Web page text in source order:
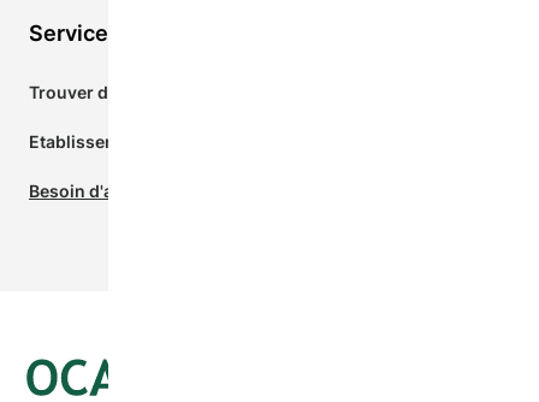
Services pour les nouveaux arrivants
Trouver des services près de chez vous
Etablissement.Org
Besoin d'aide? Clavardez avec le 211 maintenant